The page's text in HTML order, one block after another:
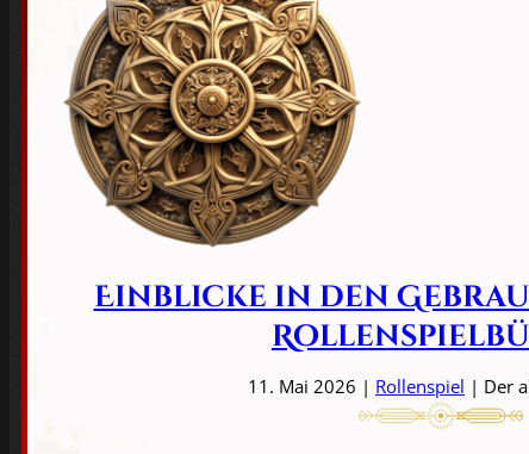
Einblicke in den
11. Mai 2026 | Rollenspiel | Der